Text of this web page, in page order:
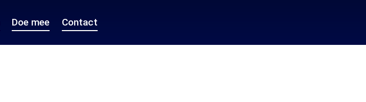
Doe mee Contact